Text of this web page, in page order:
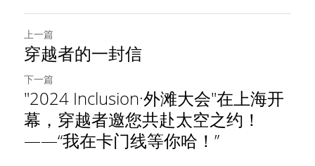
上一篇
穿越者的一封信
下一篇
"2024 Inclusion·外滩大会"在上海开
幕，穿越者邀您共赴太空之约！
——“我在卡门线等你哈！”